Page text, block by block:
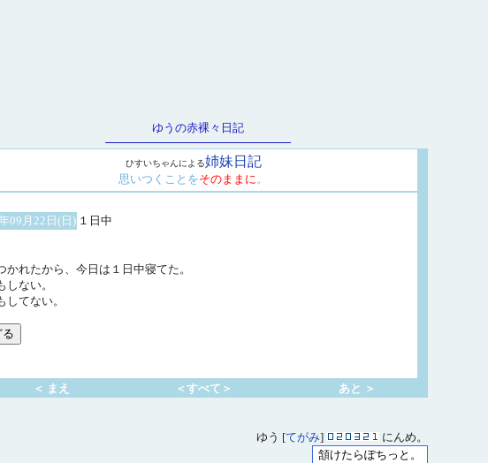
ゆうの赤裸々日記
ひすいちゃんによる姉妹日記
思いつくことをそのままに。
09月22日(日) １日中
かれたから、今日は１日中寝てた。
しない。
してない。
＜ まえ ＜すべて＞ あと ＞
ゆう [てがみ] にんめ。